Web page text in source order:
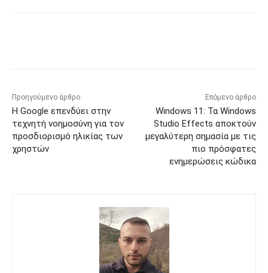
Προηγούμενο άρθρο
Η Google επενδύει στην
τεχνητή νοημοσύνη για τον
προσδιορισμό ηλικίας των
χρηστών
Επόμενο άρθρο
Windows 11: Τα Windows
Studio Effects αποκτούν
μεγαλύτερη σημασία με τις
πιο πρόσφατες
ενημερώσεις κώδικα